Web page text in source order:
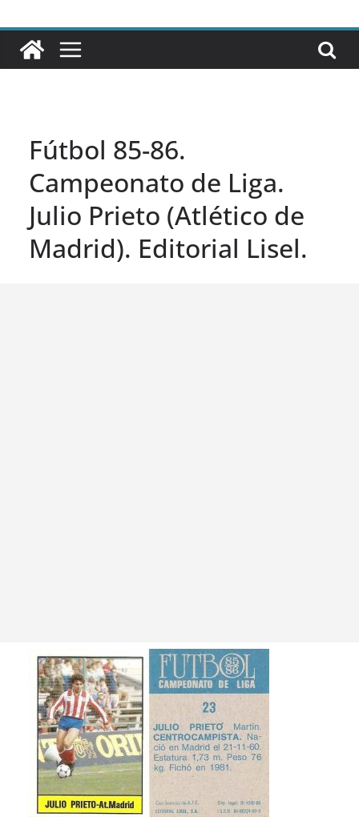
Fútbol 85-86.
Campeonato de Liga.
Julio Prieto (Atlético de
Madrid). Editorial Lisel.